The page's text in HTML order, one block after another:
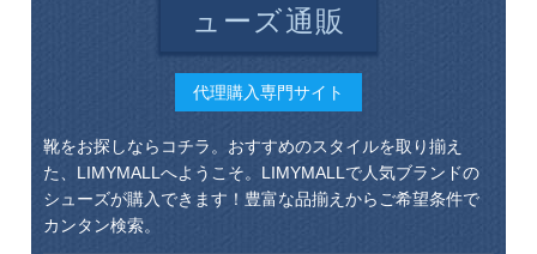
ューズ通販
代理購入専門サイト
靴をお探しならコチラ。おすすめのスタイルを取り揃え
た、LIMYMALLへようこそ。LIMYMALLで人気ブランドの
シューズが購入できます！豊富な品揃えからご希望条件で
カンタン検索。